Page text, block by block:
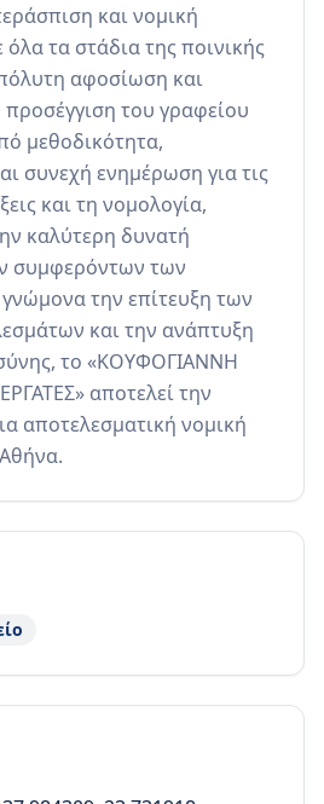
και νομική
τα στάδια της ποινικής
αφοσίωση και
προσέγγιση του γραφείου
μεθοδικότητα,
συνεχή ενημέρωση για τις
και τη νομολογία,
καλύτερη δυνατή
συμφερόντων των
την επίτευξη των
και την ανάπτυξη
το «ΚΟΥΦΟΓΙΑΝΝΗ
αποτελεί την
αποτελεσματική νομική